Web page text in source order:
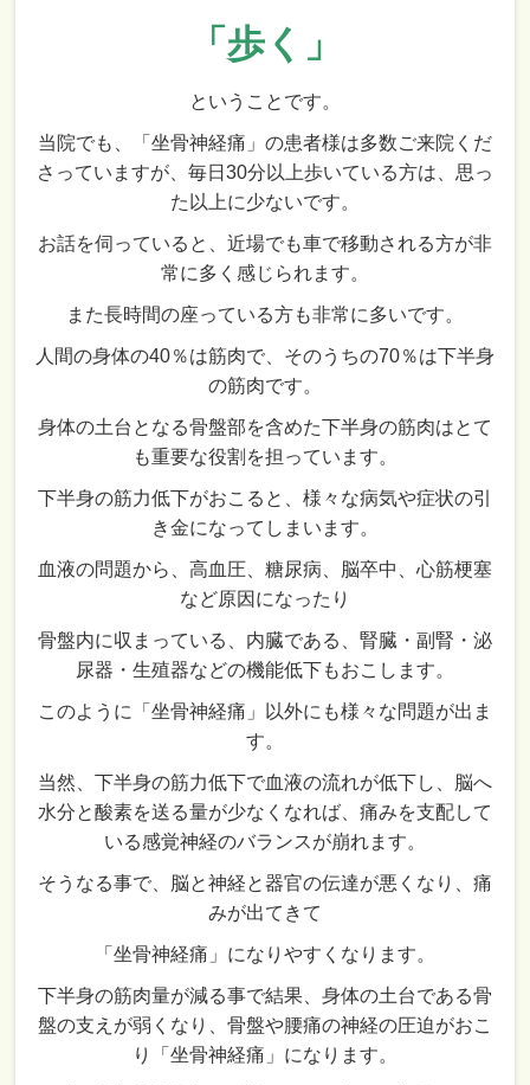
「歩く」
ということです。
当院でも、「坐骨神経痛」の患者様は多数ご来院くだ
さっていますが、毎日30分以上歩いている方は、思っ
た以上に少ないです。
お話を伺っていると、近場でも車で移動される方が非
常に多く感じられます。
また長時間の座っている方も非常に多いです。
人間の身体の40％は筋肉で、そのうちの70％は下半身
の筋肉です。
身体の土台となる骨盤部を含めた下半身の筋肉はとて
も重要な役割を担っています。
下半身の筋力低下がおこると、様々な病気や症状の引
き金になってしまいます。
血液の問題から、高血圧、糖尿病、脳卒中、心筋梗塞
など原因になったり
骨盤内に収まっている、内臓である、腎臓・副腎・泌
尿器・生殖器などの機能低下もおこします。
このように「坐骨神経痛」以外にも様々な問題が出ま
す。
当然、下半身の筋力低下で血液の流れが低下し、脳へ
水分と酸素を送る量が少なくなれば、痛みを支配して
いる感覚神経のバランスが崩れます。
そうなる事で、脳と神経と器官の伝達が悪くなり、痛
みが出てきて
「坐骨神経痛」になりやすくなります。
下半身の筋肉量が減る事で結果、身体の土台である骨
盤の支えが弱くなり、骨盤や腰痛の神経の圧迫がおこ
り「坐骨神経痛」になります。